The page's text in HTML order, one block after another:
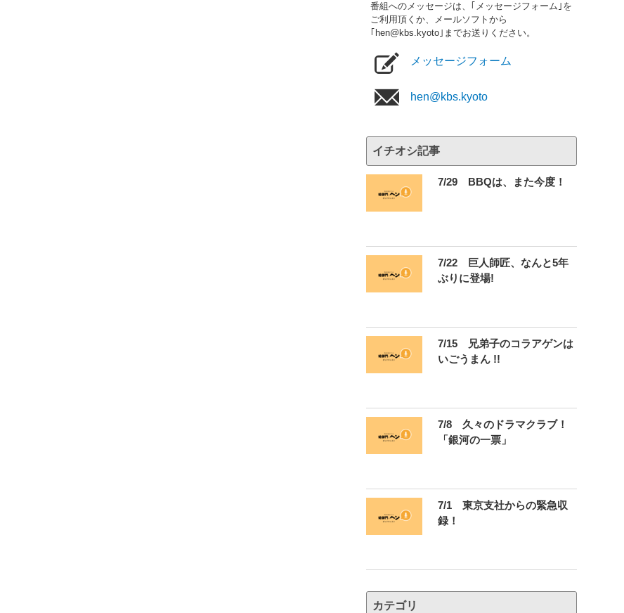
番組へのメッセージは、｢メッセージフォーム｣を
ご利用頂くか、メールソフトから
｢hen@kbs.kyoto｣までお送りください。
メッセージフォーム
hen@kbs.kyoto
イチオシ記事
7/29 BBQは、また今度！
7/22 巨人師匠、なんと5年
ぶりに登場!
7/15 兄弟子のコラアゲンは
いごうまん !!
7/8 久々のドラマクラブ！
「銀河の一票」
7/1 東京支社からの緊急収
録！
カテゴリ